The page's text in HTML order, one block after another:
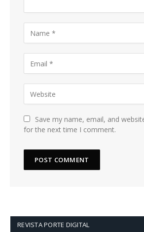
Save my name, email, and
for the next time I comment.
REVISTA PORTE DIGITAL